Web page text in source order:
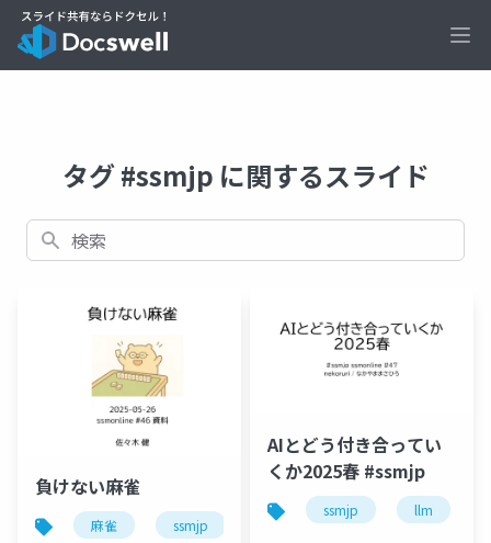
タグ #ssmjp に関するスライド
検索
負けない麻雀
麻雀 ssmjp 勉強会
AIとどう付き合ってい
くか2025春 #ssmjp
ssmjp llm